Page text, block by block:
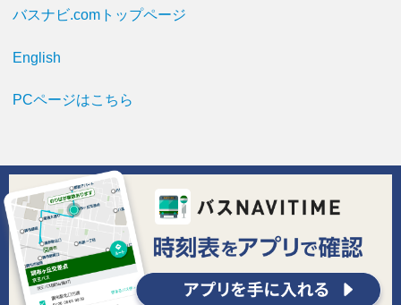
バスナビ.comトップページ
English
PCページはこちら